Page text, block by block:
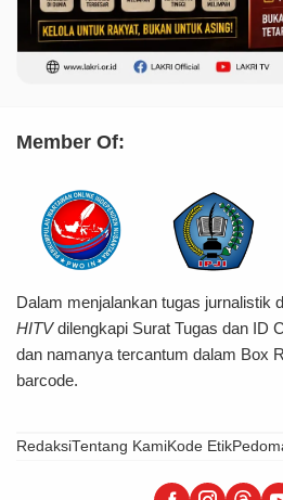
Member Of:
Dalam menjalankan tugas jurnalistik
HITVdilengkapi Surat Tugas dan ID
dan namanya tercantum dalam Box
barcode.
RedaksiTentang KamiKode Etik